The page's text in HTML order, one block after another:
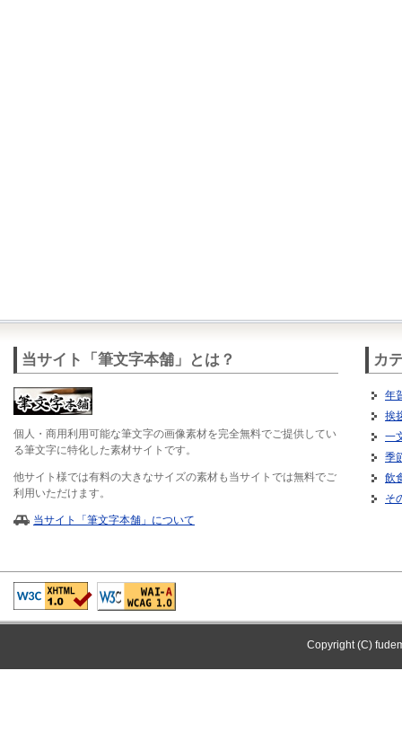
当サイト「筆文字本舗」とは？
個人・商用利用可能な筆文字の画像素材を完全無料でご提供してい
る筆文字に特化した素材サイトです。
他サイト様では有料の大きなサイズの素材も当サイトでは無料でご
利用いただけます。
当サイト「筆文字本舗」について
カ
年
挨
一
季
飲
そ
Copyright (C)